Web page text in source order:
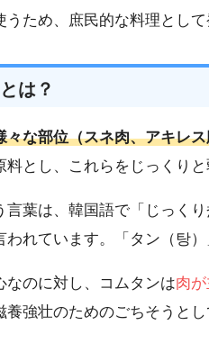
ため、庶民的な料理として
は？
々な部位（スネ肉、アキレ
料とし、これらをじっくり
言葉は、韓国語で「じっく
れています。「タン（탕）
なのに対し、コムタンは肉
強壮のためのごちそうとし